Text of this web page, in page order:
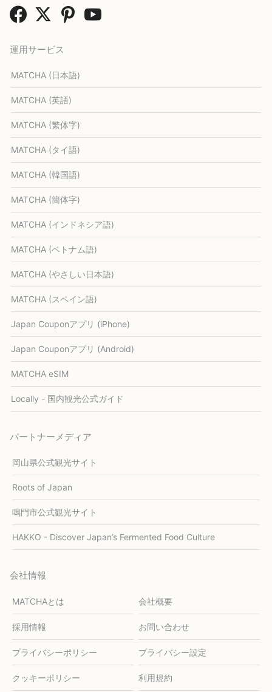
運用サービス
MATCHA (日本語)
MATCHA (英語)
MATCHA (繁体字)
MATCHA (タイ語)
MATCHA (韓国語)
MATCHA (簡体字)
MATCHA (インドネシア語)
MATCHA (ベトナム語)
MATCHA (やさしい日本語)
MATCHA (スペイン語)
Japan Couponアプリ (iPhone)
Japan Couponアプリ (Android)
MATCHA eSIM
Locally - 国内観光公式ガイド
パートナーメディア
岡山県公式観光サイト
Roots of Japan
鳴門市公式観光サイト
HAKKO - Discover Japan’s Fermented Food Culture
会社情報
MATCHAとは 会社概要
採用情報 お問い合わせ
プライバシーポリシー プライバシー設定
クッキーポリシー 利用規約